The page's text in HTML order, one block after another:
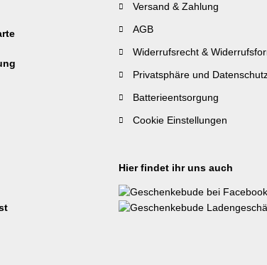
Versand & Zahlung
AGB
Widerrufsrecht &
Privatsphäre und
Batterieentsorgung
Cookie Einstellungen
Hier findet ihr uns auch